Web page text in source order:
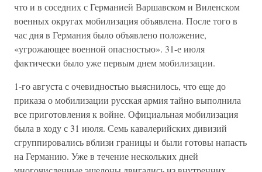
что и в соседних с Германией Варшавском и Виленском
военных округах мобилизация объявлена. После того в
час дня в Германия было объявлено положение,
«угрожающее военной опасностью». 31-е июля
фактически было уже первым днем мобилизации.
1-го августа с очевидностью выяснилось, что еще до
приказа о мобилизации русская армия тайно выполнила
все приготовления к войне. Официальная мобилизация
была в ходу с 31 июля. Семь кавалерийских дивизий
сгруппировались вблизи границы и были готовы напасть
на Германию. Уже в течение нескольких дней